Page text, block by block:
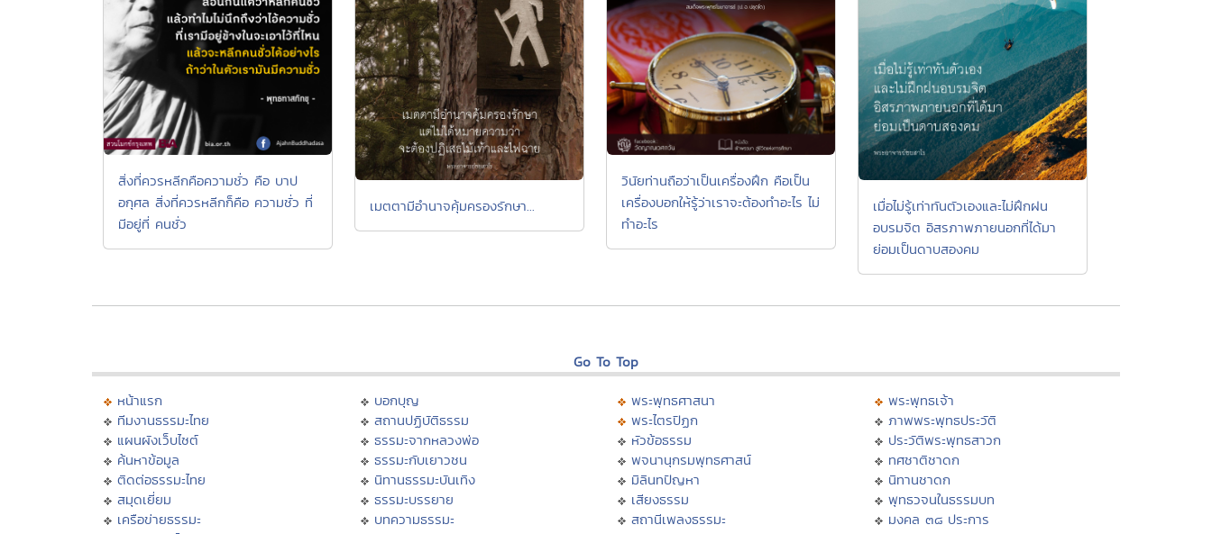
สิ่งที่ควรหลีกคือความชั่ว คือ บาป
อกุศล สิ่งที่ควรหลีกก็คือ ความชั่ว ที่
มีอยู่ที่ คนชั่ว
เมตตามีอำนาจคุ้มครองรักษา...
วินัยท่านถือว่าเป็นเครื่องฝึก คือเป็น
เครื่องบอกให้รู้ว่าเราจะต้องทำอะไร ไม่
ทำอะไร
เมื่อไม่รู้เท่าทันตัวเองและไม่ฝึกฝน
อบรมจิต อิสรภาพภายนอกที่ได้มา
ย่อมเป็นดาบสองคม
Go To Top
หน้าแรก
ทีมงานธรรมะไทย
แผนผังเว็บไซต์
ค้นหาข้อมูล
ติดต่อธรรมะไทย
สมุดเยี่ยม
เครือข่ายธรรมะ
บอกบุญ
สถานปฏิบัติธรรม
ธรรมะจากหลวงพ่อ
ธรรมะกับเยาวชน
นิทานธรรมะบันเทิง
ธรรมะบรรยาย
บทความธรรมะ
พระพุทธศาสนา
พระไตรปิฏก
หัวข้อธรรม
พจนานุกรมพุทธศาสน์
มิลินทปัญหา
เสียงธรรม
สถานีเพลงธรรมะ
พระพุทธเจ้า
ภาพพระพุทธประวัติ
ประวัติพระพุทธสาวก
ทศชาติชาดก
นิทานชาดก
พุทธวจนในธรรมบท
มงคล ๓๘ ประการ